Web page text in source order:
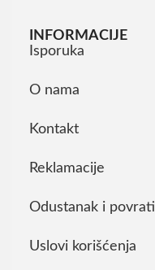
INFORMACIJE
Isporuka
O nama
Kontakt
Reklamacije
Odustanak i povrati
Uslovi korišćenja